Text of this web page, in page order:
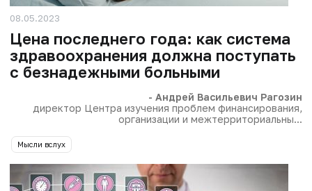
08.05.2023
Цена последнего года: как система
здравоохранения должна поступать
с безнадежными больными
- Андрей Васильевич Рагозин
директор Центра изучения проблем финансирования,
организации и межтерриториальны...
Мысли вслух